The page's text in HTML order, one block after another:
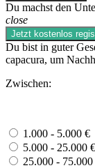
Du machst den
close
Jetzt kostenlos
Du bist in guter
capacura, um
Zwischen:
1.000 - 5.000 €
5.000 - 25.000 €
25.000 - 75.000